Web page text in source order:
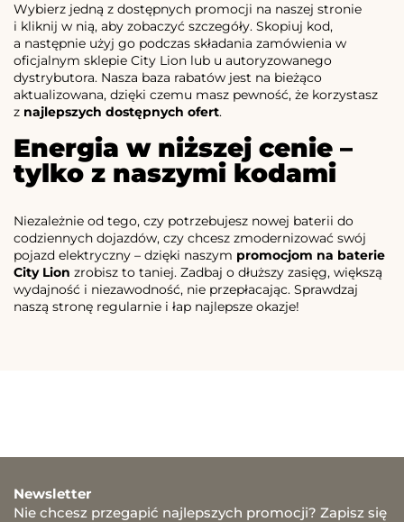
Wybierz jedną z dostępnych promocji na naszej stronie
i kliknij w nią, aby zobaczyć szczegóły. Skopiuj kod,
a następnie użyj go podczas składania zamówienia w
oficjalnym sklepie City Lion lub u autoryzowanego
dystrybutora. Nasza baza rabatów jest na bieżąco
aktualizowana, dzięki czemu masz pewność, że korzystasz
z najlepszych dostępnych ofert.
Energia w niższej cenie –
tylko z naszymi kodami
Niezależnie od tego, czy potrzebujesz nowej baterii do
codziennych dojazdów, czy chcesz zmodernizować swój
pojazd elektryczny – dzięki naszym promocjom na baterie
City Lion zrobisz to taniej. Zadbaj o dłuższy zasięg, większą
wydajność i niezawodność, nie przepłacając. Sprawdzaj
naszą stronę regularnie i łap najlepsze okazje!
Newsletter
Nie chcesz przegapić najlepszych promocji? Zapisz się